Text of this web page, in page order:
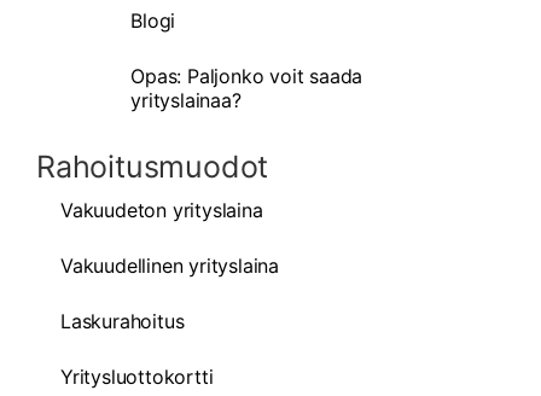
Blogi
Opas: Paljonko voit saada
yrityslainaa?
Rahoitusmuodot
Vakuudeton yrityslaina
Vakuudellinen yrityslaina
Laskurahoitus
Yritysluottokortti